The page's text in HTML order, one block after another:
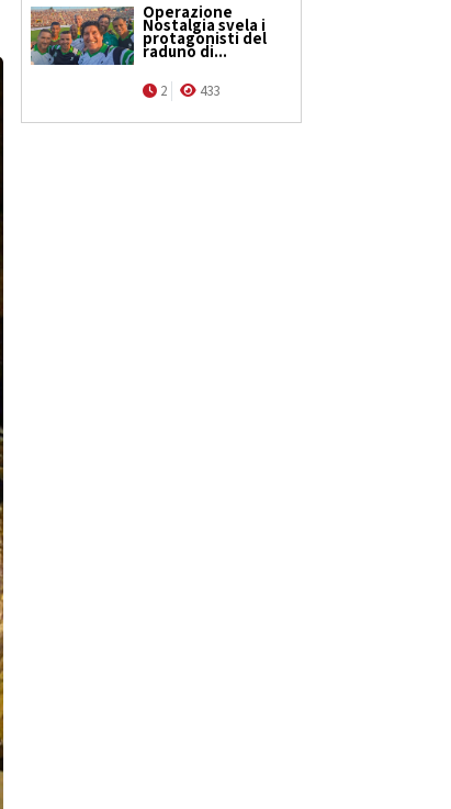
Operazione
Nostalgia svela i
protagonisti del
raduno di...
2 433